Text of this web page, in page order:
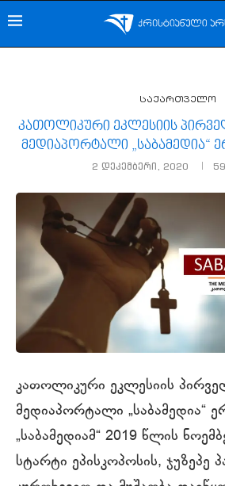
საქართველო
კათოლიკური ეკლესიის
მედიაპორტალი „საბამედია“
2 დეკემბერი, 2020
კათოლიკური ეკლესიის
მედიაპორტალი „საბამედია“
„საბამედიამ“ 2019 წლის
სტარტი ეპისკოპოსის, ჯუზეპე